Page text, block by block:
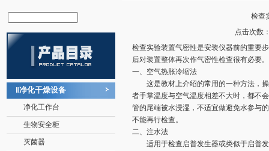
净化干燥设备
净化工作台
生物安全柜
灭菌器
检查
点击次数
检查实验装置气密性是安装仪器前的重要
后对装置整体再次作气密性检查很有必要。
一、空气热胀冷缩法
这是教材上介绍的常用的一种方法，操
者手掌温度与空气温度相差不大时，都不
管的尾端被水浸湿，不适宜做避免水参与
不能再行检查。
二、注水法
适用于检查启普发生器或类似于启普发